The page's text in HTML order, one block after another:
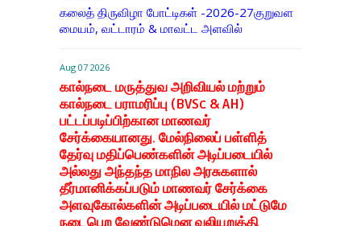
கலைத் திருவிழா போட்டிகள் -2026-27குறுவள
மையம், வட்டாரம் & மாவட்ட அளவில்
Aug 07 2026
கால்நடை மருத்துவ அறிவியல் மற்றும்
கால்நடை பராமரிப்பு (BVSc & AH)
பட்டப்படிப்பிற்கான மாணவர்
சேர்க்கையானது. மேல்நிலைப் பள்ளித்
தேர்வு மதிப்பெண்களின் அடிப்படையில்
அல்லது அந்தந்த மாநில அரசுகளால்
தீர்மானிக்கப்படும் மாணவர் சேர்க்கை
அளவுகோல்களின் அடிப்படையில் மட்டுமே